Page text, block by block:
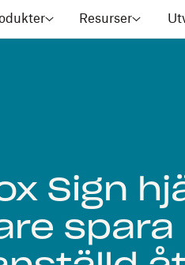
Resurser
Sign
spara